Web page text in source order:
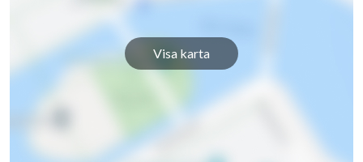
Visa karta